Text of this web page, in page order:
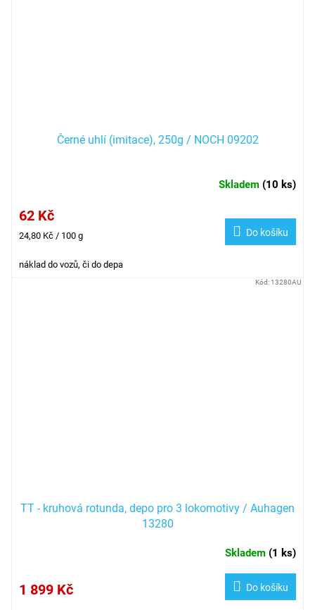
Černé uhlí (imitace), 250g / NOCH 09202
Skladem (10 ks)
62 Kč
Měrná
24,80 Kč / 100 g Do košíku
náklad do vozů, či do depa
TT - kruhová rotunda, depo pro 3 lokomotivy / Auhagen
13280
Skladem (1 ks)
1 899 Kč Do košíku
Kód: 13280AU